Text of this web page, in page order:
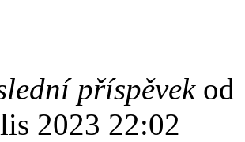
příspěvekod
2023 22:02